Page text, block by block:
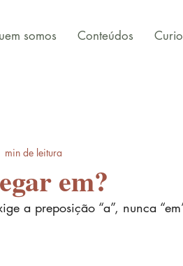
somos Conteúdos
em?
min de leitura
a preposição “a”, nunca